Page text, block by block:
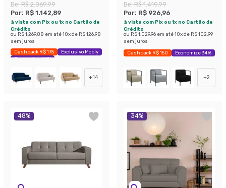
De:R$ 2.069,99
Por: R$ 1.142,89
à vista com Pix ou 1x no Cartão de
Crédito
ou R$ 1.269,88 em até10x de R$ 126,98
sem juros
Cashback R$ 175
Exclusivo Mobly
Economize 44%
+14
De:R$ 1.419,99
Por: R$ 926,96
à vista com Pix ou 1x no Cartão de
Crédito
ou R$ 1.029,96 em até10x de R$ 102,99
sem juros
Cashback R$ 150 Economize 34%
+2
48% 34%